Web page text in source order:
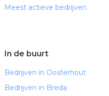
Meest actieve bedrijven
In de buurt
Bedrijven in Oosterhout
Bedrijven in Breda